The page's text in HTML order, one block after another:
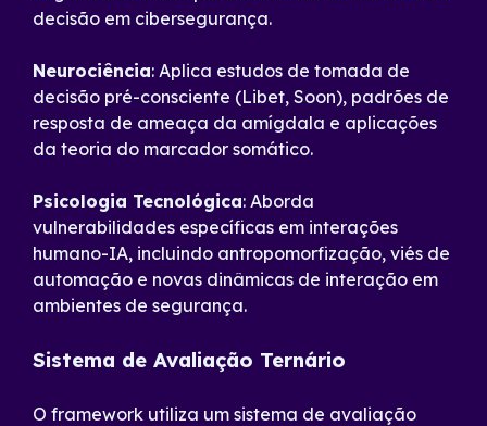
decisão em cibersegurança.
Neurociência: Aplica estudos de tomada de
decisão pré-consciente (Libet, Soon), padrões de
resposta de ameaça da amígdala e aplicações
da teoria do marcador somático.
Psicologia Tecnológica: Aborda
vulnerabilidades específicas em interações
humano-IA, incluindo antropomorfização, viés de
automação e novas dinâmicas de interação em
ambientes de segurança.
Sistema de Avaliação Ternário
O framework utiliza um sistema de avaliação